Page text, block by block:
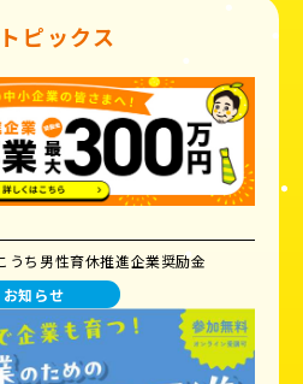
トピックス
うち男性育休推進企業奨励金
お知らせ